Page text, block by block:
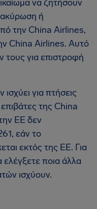
να ζητήσουν
ή
την China Airlines,
China Airlines. Αυτό
τους για επιστροφή
για πτήσεις
της China
ΕΕ δεν
εάν το
εκτός της ΕΕ. Για
ελέγξετε ποια άλλα
ισχύουν.